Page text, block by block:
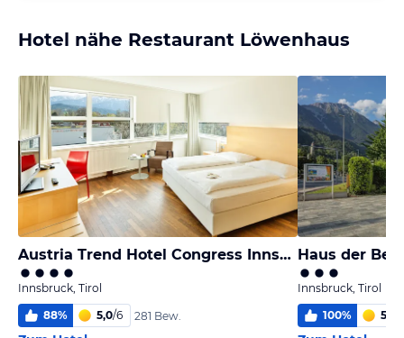
Hotel nähe Restaurant Löwenhaus
Austria Trend Hotel Congress Innsbruck
Innsbruck, Tirol
88% 5,0/6 281 Bew.
Haus der
Innsbruck, Tirol
100% 5,0